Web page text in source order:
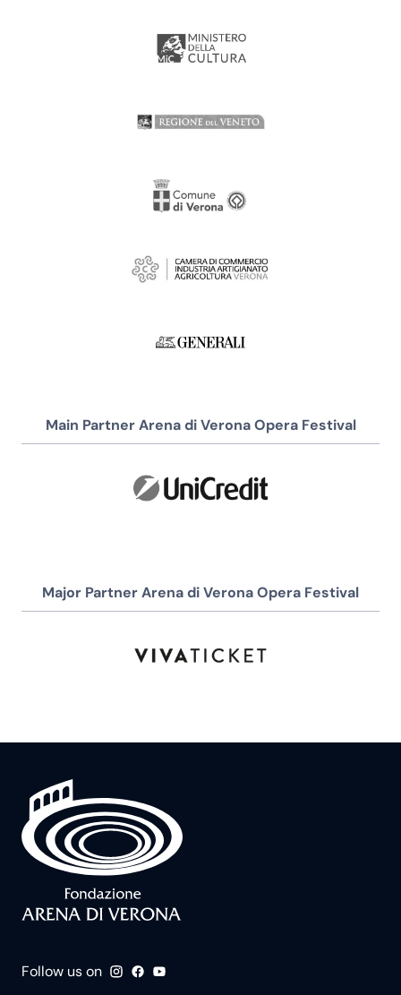
Main Partner Arena di Verona Opera Festival
Major Partner Arena di Verona Opera Festival
Follow us on